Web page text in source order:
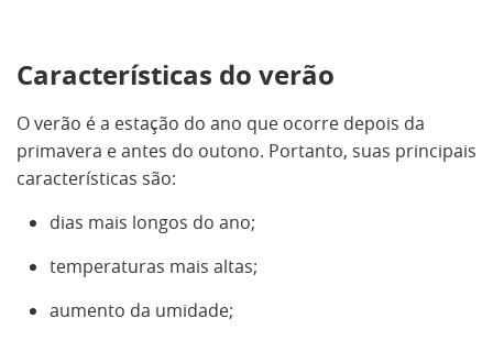
Características do verão
O verão é a estação do ano que ocorre depois da
primavera e antes do outono. Portanto, suas principais
características são:
dias mais longos do ano;
temperaturas mais altas;
aumento da umidade;